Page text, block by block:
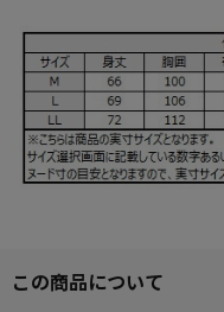
この商品について